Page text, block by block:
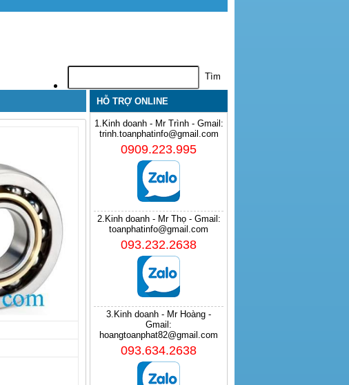
HỖ TRỢ ONLINE
1.Kinh doanh - Mr Trình - Gmail:
trinh.toanphatinfo@gmail.com
0909.223.995
2.Kinh doanh - Mr Thọ - Gmail:
toanphatinfo@gmail.com
093.232.2638
3.Kinh doanh - Mr Hoàng -
Gmail:
hoangtoanphat82@gmail.com
093.634.2638